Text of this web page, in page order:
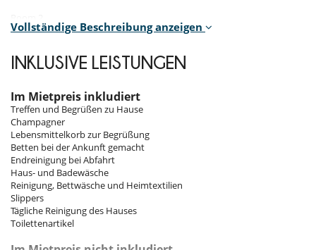
Room. This bedroom has 1 double bed 180 cm. , with bathtub, 1
Room 3
washbasin. This bedroom includes also TV, towel dryer, WC.
Room 4
Room. This bedroom has 1 double bed 180 cm. , with bathtub, 1
washbasin. This bedroom includes also TV, towel dryer, WC.
Room 5
Room. This bedroom has 2 single bed 90 cm. , with bathtub, 1
washbasin. This bedroom includes also TV, balcony, hair dryer, WC.
Room 6
washbasin. This bedroom includes also WC.
Vollständige Beschreibung anzeigen
INKLUSIVE LEISTUNGEN
Im Mietpreis inkludiert
Treffen und Begrüßen zu Hause
Champagner
Lebensmittelkorb zur Begrüßung
Betten bei der Ankunft gemacht
Endreinigung bei Abfahrt
Haus- und Badewäsche
Reinigung, Bettwäsche und Heimtextilien
Slippers
Tägliche Reinigung des Hauses
Toilettenartikel